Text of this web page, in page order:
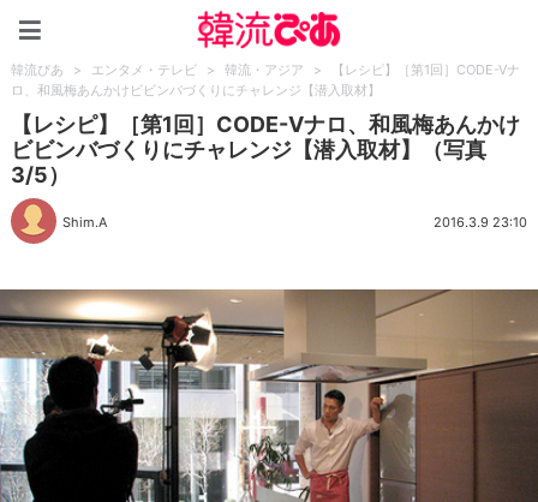
韓流ぴあ > エンタメ・テレビ > 韓流・アジア >
【レシピ】［第1回］CODE-Vナ
ロ、和風梅あんかけビビンバづくりにチャレンジ【潜入取材】
【レシピ】［第1回］CODE-Vナロ、和風梅あんかけ
ビビンバづくりにチャレンジ【潜入取材】（写真
3/5）
Shim.A 2016.3.9 23:10